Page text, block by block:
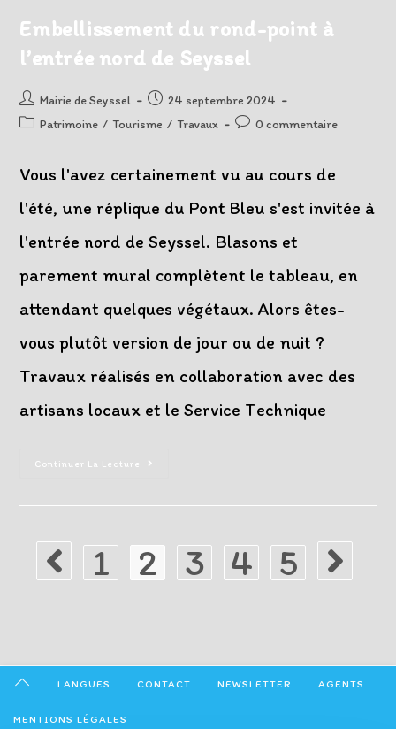
Intervenue
Sur
Commune
Embellissement du rond-point à
l’entrée nord de Seyssel
Auteur/autrice
de
Mairie de Seyssel
Post
published:
24 septembre 2024
PostPatrimoine / Tourisme / Travaux
Post0 commentaire
Vous l'avez certainement vu au cours de
l'été, une réplique du Pont Bleu s'est invitée à
l'entrée nord de Seyssel. Blasons et
parement mural complètent le tableau, en
attendant quelques végétaux. Alors êtes-
vous plutôt version de jour ou de nuit ?
Travaux réalisés en collaboration avec des
artisans locaux et le Service Technique
Continuer La Lecture
Embellissement
De
Seyssel
Go to the previous page
1 2 3 4 5 Aller à la
LANGUES CONTACT NEWSLETTER AGENTS
MENTIONS LÉGALES